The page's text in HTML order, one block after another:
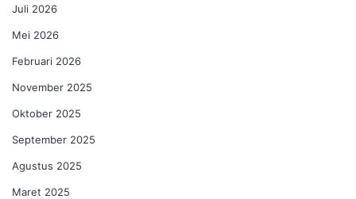
Juli 2026
Mei 2026
Februari 2026
November 2025
Oktober 2025
September 2025
Agustus 2025
Maret 2025